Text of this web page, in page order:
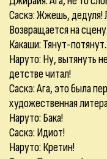
Саскэ: Жжешь, дедуля!
Возвращается на сцену.
Какаши: Тянут-
Наруто: Ну, вытянуть
детстве читал!
Саскэ: Ага, это была
художественная
Наруто: Бака!
Саскэ: Идиот!
Наруто: Кретин!